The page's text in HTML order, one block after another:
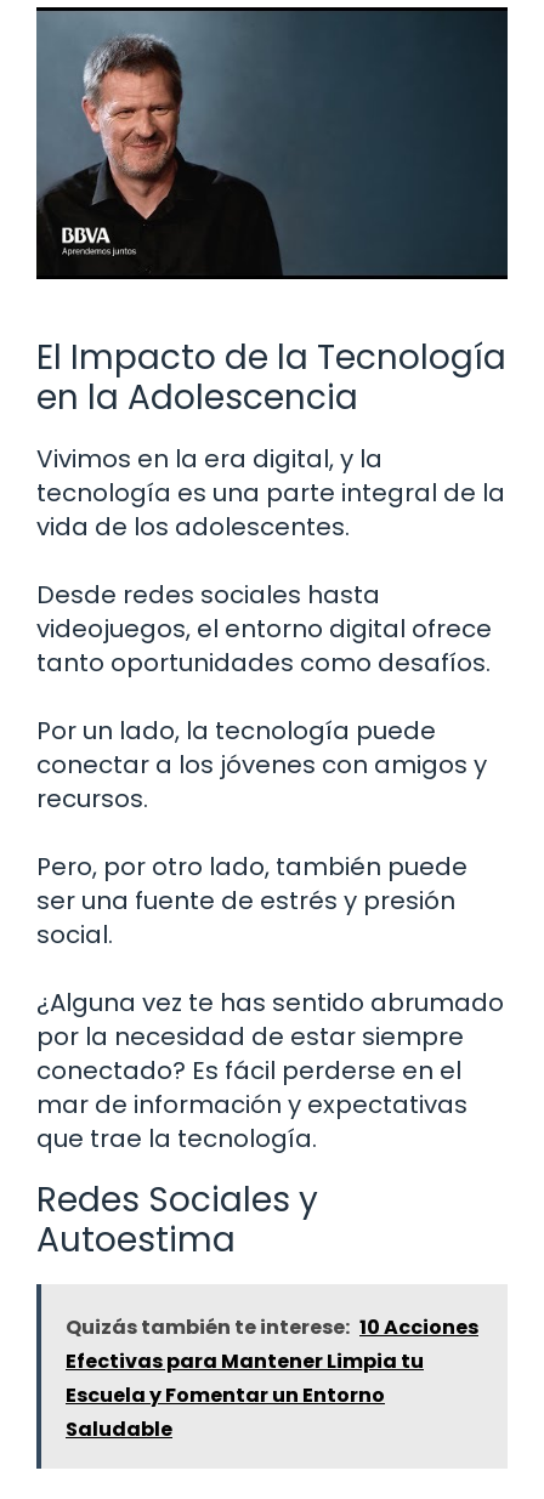
El Impacto de la Tecnología
en la Adolescencia
Vivimos en la era digital, y la
tecnología es una parte integral de la
vida de los adolescentes.
Desde redes sociales hasta
videojuegos, el entorno digital ofrece
tanto oportunidades como desafíos.
Por un lado, la tecnología puede
conectar a los jóvenes con amigos y
recursos.
Pero, por otro lado, también puede
ser una fuente de estrés y presión
social.
¿Alguna vez te has sentido abrumado
por la necesidad de estar siempre
conectado? Es fácil perderse en el
mar de información y expectativas
que trae la tecnología.
Redes Sociales y
Autoestima
Quizás también te interese: 10 Acciones
Efectivas para Mantener Limpia tu
Escuela y Fomentar un Entorno
Saludable